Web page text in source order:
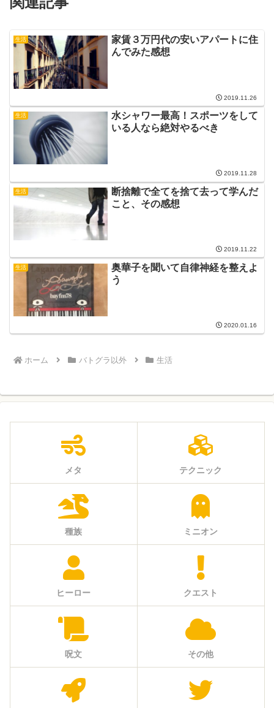
生活
家賃３万円代の安いアパートに住
んでみた感想
2019.11.26
生活
水シャワー最高！スポーツをして
いる人なら絶対やるべき
2019.11.28
生活
断捨離で全てを捨て去って学んだ
こと、その感想
2019.11.22
生活
奥華子を聞いて自律神経を整えよ
う
2020.01.16
ホーム バトグラ以外 生活
メタ テクニック
種族 ミニオン
ヒーロー クエスト
呪文 その他